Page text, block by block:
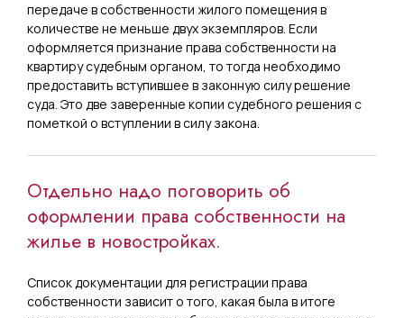
передаче в собственности жилого помещения в
количестве не меньше двух экземпляров. Если
оформляется признание права собственности на
квартиру судебным органом, то тогда необходимо
предоставить вступившее в законную силу решение
суда. Это две заверенные копии судебного решения с
пометкой о вступлении в силу закона.
Отдельно надо поговорить об
оформлении права собственности на
жилье в новостройках.
Список документации для регистрации права
собственности зависит о того, какая была в итоге